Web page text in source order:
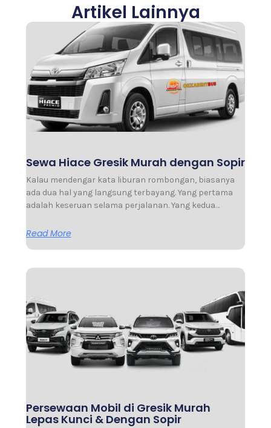
Artikel Lainnya
Sewa Hiace Gresik Murah dengan Sopir
Kalau mendengar kata liburan rombongan, biasanya
ada dua hal yang langsung terbayang. Yang pertama
adalah keseruan selama perjalanan. Yang kedua…
Read More
Persewaan Mobil di Gresik Murah
Lepas Kunci & Dengan Sopir